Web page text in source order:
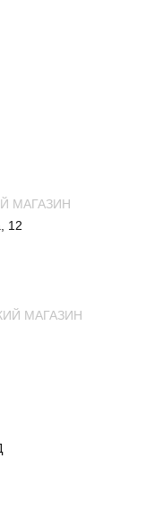
МАГАЗИН
12
МАГАЗИН